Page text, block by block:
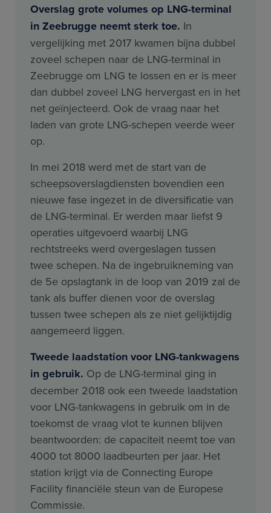
Overslag grote volumes op LNG-terminal
in Zeebrugge neemt sterk toe. In
vergelijking met 2017 kwamen bijna dubbel
zoveel schepen naar de LNG-terminal in
Zeebrugge om LNG te lossen en er is meer
dan dubbel zoveel LNG hervergast en in het
net geïnjecteerd. Ook de vraag naar het
laden van grote LNG-schepen veerde weer
op.
In mei 2018 werd met de start van de
scheepsoverslagdiensten bovendien een
nieuwe fase ingezet in de diversificatie van
de LNG-terminal. Er werden maar liefst 9
operaties uitgevoerd waarbij LNG
rechtstreeks werd overgeslagen tussen
twee schepen. Na de ingebruikneming van
de 5e opslagtank in de loop van 2019 zal de
tank als buffer dienen voor de overslag
tussen twee schepen als ze niet gelijktijdig
aangemeerd liggen.
Tweede laadstation voor LNG-tankwagens
in gebruik. Op de LNG-terminal ging in
december 2018 ook een tweede laadstation
voor LNG-tankwagens in gebruik om in de
toekomst de vraag vlot te kunnen blijven
beantwoorden: de capaciteit neemt toe van
4000 tot 8000 laadbeurten per jaar. Het
station krijgt via de Connecting Europe
Facility financiële steun van de Europese
Commissie.